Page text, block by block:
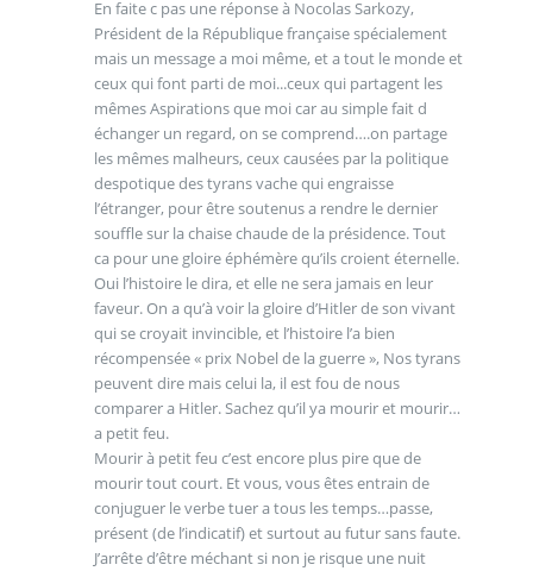
En faite c pas une réponse à Nocolas Sarkozy,
Président de la République française spécialement
mais un message a moi même, et a tout le monde et
ceux qui font parti de moi...ceux qui partagent les
mêmes Aspirations que moi car au simple fait d
échanger un regard, on se comprend….on partage
les mêmes malheurs, ceux causées par la politique
despotique des tyrans vache qui engraisse
l’étranger, pour être soutenus a rendre le dernier
souffle sur la chaise chaude de la présidence. Tout
ca pour une gloire éphémère qu’ils croient éternelle.
Oui l’histoire le dira, et elle ne sera jamais en leur
faveur. On a qu’à voir la gloire d’Hitler de son vivant
qui se croyait invincible, et l’histoire l’a bien
récompensée « prix Nobel de la guerre », Nos tyrans
peuvent dire mais celui la, il est fou de nous
comparer a Hitler. Sachez qu’il ya mourir et mourir…
a petit feu.
Mourir à petit feu c’est encore plus pire que de
mourir tout court. Et vous, vous êtes entrain de
conjuguer le verbe tuer a tous les temps…passe,
présent (de l’indicatif) et surtout au futur sans faute.
J’arrête d’être méchant si non je risque une nuit